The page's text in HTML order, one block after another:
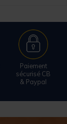
Paiement
sécurisé CB
& Paypal